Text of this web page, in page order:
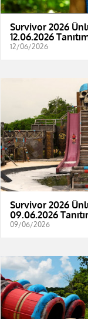
Survivor 2026
12.06.2026
12/06/2026
Survivor 2026
09.06.2026
09/06/2026